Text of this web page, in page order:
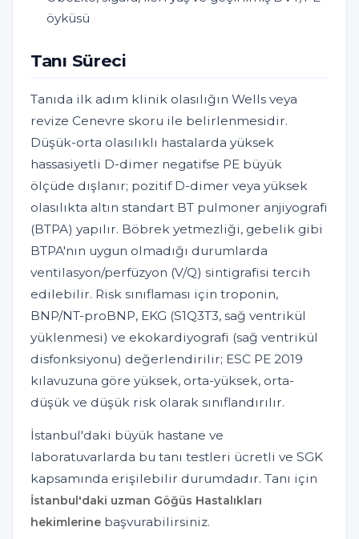
öyküsü
Tanı Süreci
Tanıda ilk adım klinik olasılığın Wells veya
revize Cenevre skoru ile belirlenmesidir.
Düşük-orta olasılıklı hastalarda yüksek
hassasiyetli D-dimer negatifse PE büyük
ölçüde dışlanır; pozitif D-dimer veya yüksek
olasılıkta altın standart BT pulmoner anjiyografi
(BTPA) yapılır. Böbrek yetmezliği, gebelik gibi
BTPA'nın uygun olmadığı durumlarda
ventilasyon/perfüzyon (V/Q) sintigrafisi tercih
edilebilir. Risk sınıflaması için troponin,
BNP/NT-proBNP, EKG (S1Q3T3, sağ ventrikül
yüklenmesi) ve ekokardiyografi (sağ ventrikül
disfonksiyonu) değerlendirilir; ESC PE 2019
kılavuzuna göre yüksek, orta-yüksek, orta-
düşük ve düşük risk olarak sınıflandırılır.
İstanbul'daki büyük hastane ve
laboratuvarlarda bu tanı testleri ücretli ve SGK
kapsamında erişilebilir durumdadır. Tanı için
İstanbul'daki uzman Göğüs Hastalıkları
hekimlerine başvurabilirsiniz.